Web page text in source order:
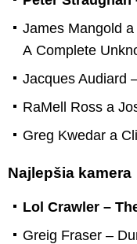
James Mangold
A Complete
Jacques Audiard
RaMell Ross a
Greg Kwedar a
Najlepšia kamera
Lol Crawler –
Greig Fraser –